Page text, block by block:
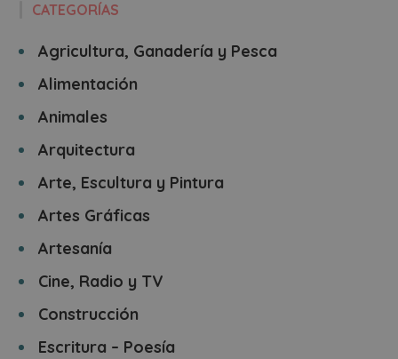
CATEGORÍAS
Agricultura, Ganadería y Pesca
Alimentación
Animales
Arquitectura
Arte, Escultura y Pintura
Artes Gráficas
Artesanía
Cine, Radio y TV
Construcción
Escritura – Poesía